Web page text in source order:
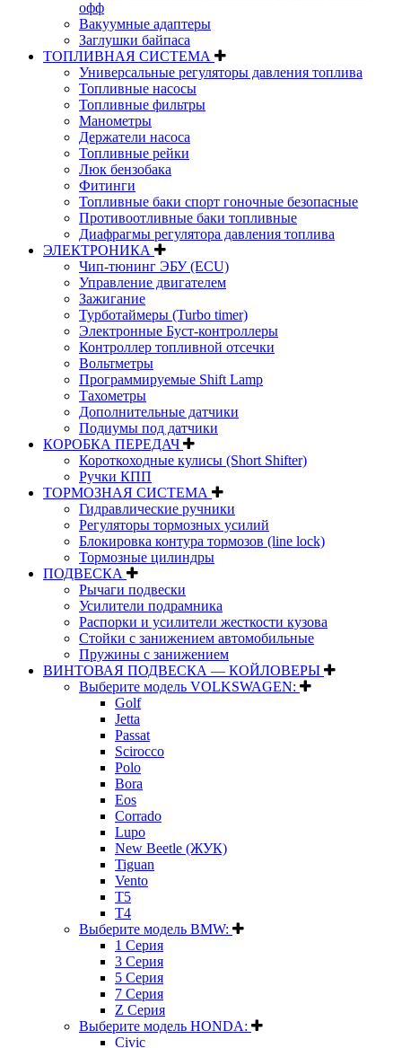
офф
Вакуумные адаптеры
Заглушки байпаса
ТОПЛИВНАЯ СИСТЕМА
Универсальные регуляторы давления топлива
Топливные насосы
Топливные фильтры
Манометры
Держатели насоса
Топливные рейки
Люк бензобака
Фитинги
Топливные баки спорт гоночные безопасные
Противоотливные баки топливные
Диафрагмы регулятора давления топлива
ЭЛЕКТРОНИКА
Чип-тюнинг ЭБУ (ECU)
Управление двигателем
Зажигание
Турботаймеры (Turbo timer)
Электронные Буст-контроллеры
Контроллер топливной отсечки
Вольтметры
Программируемые Shift Lamp
Тахометры
Дополнительные датчики
Подиумы под датчики
КОРОБКА ПЕРЕДАЧ
Короткоходные кулисы (Short Shifter)
Ручки КПП
ТОРМОЗНАЯ СИСТЕМА
Гидравлические ручники
Регуляторы тормозных усилий
Блокировка контура тормозов (line lock)
Тормозные цилиндры
ПОДВЕСКА
Рычаги подвески
Усилители подрамника
Распорки и усилители жесткости кузова
Стойки с занижением автомобильные
Пружины с занижением
ВИНТОВАЯ ПОДВЕСКА — КОЙЛОВЕРЫ
Выберите модель VOLKSWAGEN:
Golf
Jetta
Passat
Scirocco
Polo
Bora
Eos
Corrado
Lupo
New Beetle (ЖУК)
Tiguan
Vento
T5
T4
Выберите модель BMW:
1 Серия
3 Серия
5 Серия
7 Серия
Z Серия
Выберите модель HONDA:
Civic